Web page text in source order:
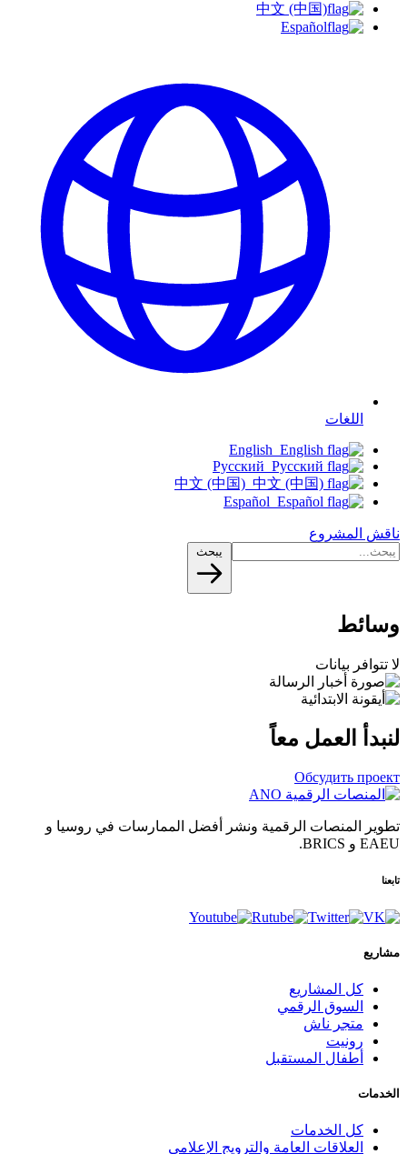
中文 (中国)
Español
اللغات
English
Русский
中文 (中国)
Español
ناقش المشروع
يبحث
وسائط
لا تتوافر بيانات
لنبدأ العمل معاً
Обсудить проект
تطوير المنصات الرقمية ونشر أفضل الممارسات في روسيا و
EAEU و BRICS.
تابعنا
مشاريع
كل المشاريع
السوق الرقمي
متجر ناش
رونيت
أطفال المستقبل
الخدمات
كل الخدمات
العلاقات العامة والترويج الإعلامي